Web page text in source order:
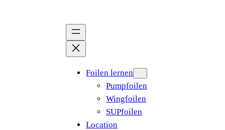
Foilen lernen
Pumpfoilen
Wingfoilen
SUPfoilen
Location